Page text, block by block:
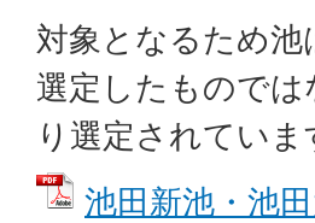
対象となるため
選定したもので
り選定されていま
池田新池・池